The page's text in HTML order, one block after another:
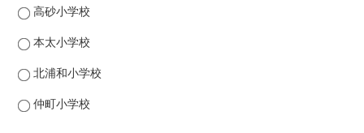
高砂小学校
本太小学校
北浦和小学校
仲町小学校